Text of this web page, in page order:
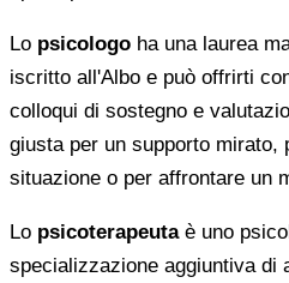
Lo psicologo ha una laurea
iscritto all'Albo e può offrirti
colloqui di sostegno e
giusta per un supporto mirato,
situazione o per affrontare un
Lo psicoterapeutaè uno
specializzazione aggiuntiva di